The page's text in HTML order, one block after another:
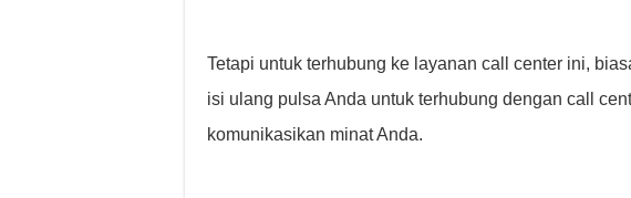
Tetapi untuk terhubung ke layanan call center ini,
isi ulang pulsa Anda untuk terhubung dengan call
komunikasikan minat Anda.